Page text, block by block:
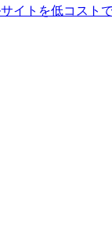
イトを低コスト